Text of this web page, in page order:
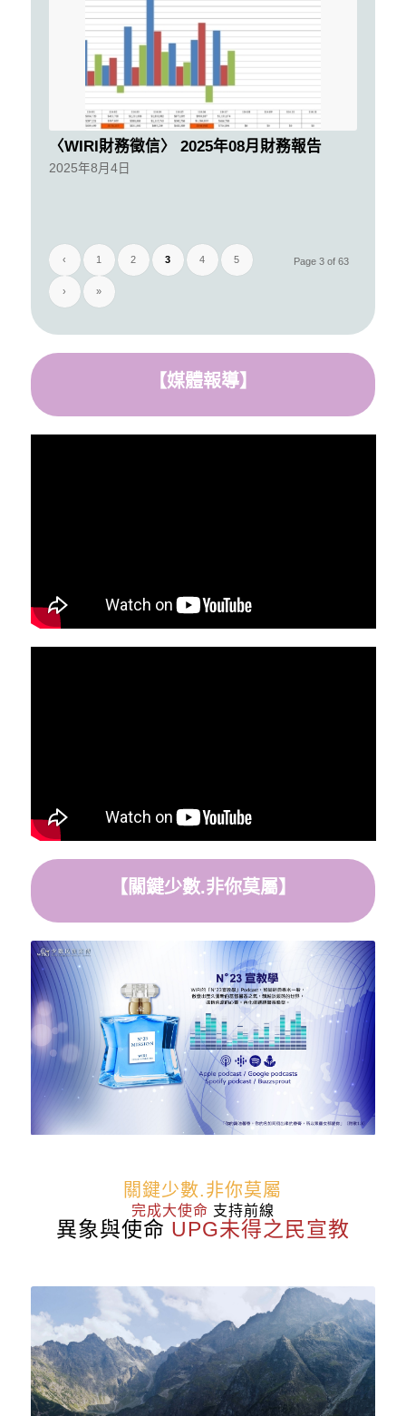
〈WIRI財務徵信〉 2025年08月財務報告
2025年8月4日
Page 3 of 63
‹ 1 2 3 4 5
› »
【媒體報導】
【關鍵少數.非你莫屬】
異象與使命 UPG未得之民宣教